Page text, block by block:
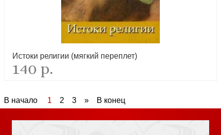
Молитвы в скорбях и душевных обстояниях (карманный формат
7Х10 см, Ст. Петергоф, 2026)
Истоки религии (мягкий переплет)
140 р.
В начало 1 2 3 » В конец